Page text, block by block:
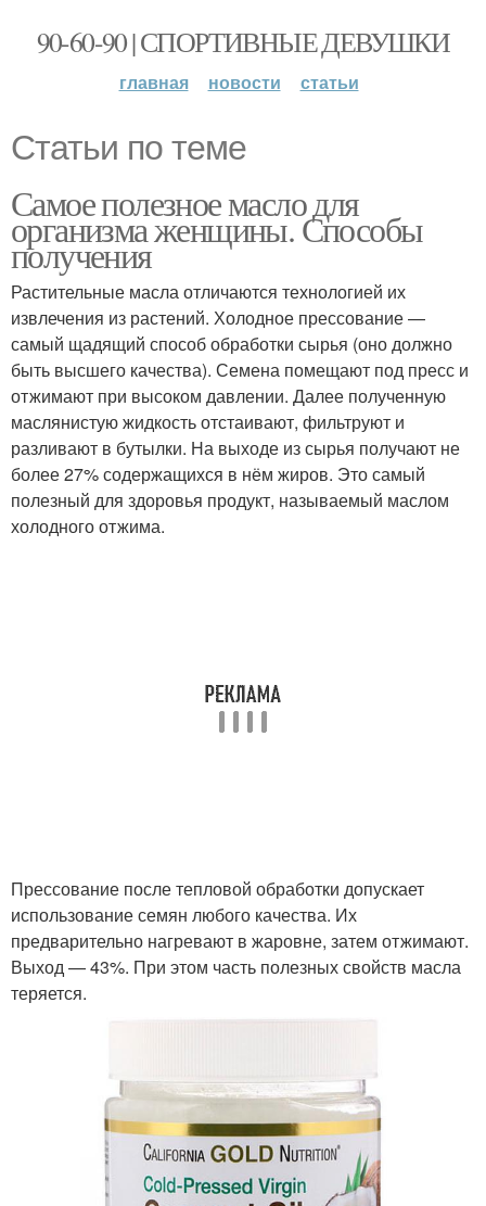
90-60-90 | СПОРТИВНЫЕ ДЕВУШКИ
главная новости статьи
Статьи по теме
Самое полезное масло для
организма женщины. Способы
получения
Растительные масла отличаются технологией их
извлечения из растений. Холодное прессование —
самый щадящий способ обработки сырья (оно должно
быть высшего качества). Семена помещают под пресс и
отжимают при высоком давлении. Далее полученную
маслянистую жидкость отстаивают, фильтруют и
разливают в бутылки. На выходе из сырья получают не
более 27% содержащихся в нём жиров. Это самый
полезный для здоровья продукт, называемый маслом
холодного отжима.
Прессование после тепловой обработки допускает
использование семян любого качества. Их
предварительно нагревают в жаровне, затем отжимают.
Выход — 43%. При этом часть полезных свойств масла
теряется.